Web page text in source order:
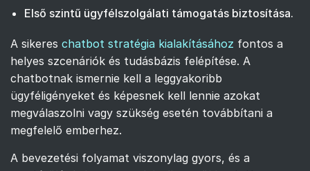
Első szintű ügyfélszolgálati támogatás biztosítása.
A sikeres chatbot stratégia kialakításához fontos a
helyes szcenáriók és tudásbázis felépítése. A
chatbotnak ismernie kell a leggyakoribb
ügyféligényeket és képesnek kell lennie azokat
megválaszolni vagy szükség esetén továbbítani a
megfelelő emberhez.
A bevezetési folyamat viszonylag gyors, és a